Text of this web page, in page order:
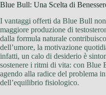
Blue Bull: Una Scelta di
I vantaggi offerti da Blue Bull
maggiore produzione di
dalla formula naturale
dell’umore, la motivazione
infatti, un calo di desiderio è
sostenere i ritmi di vita: con Blue
agendo alla radice del problema
dell’equilibrio fisiologico.